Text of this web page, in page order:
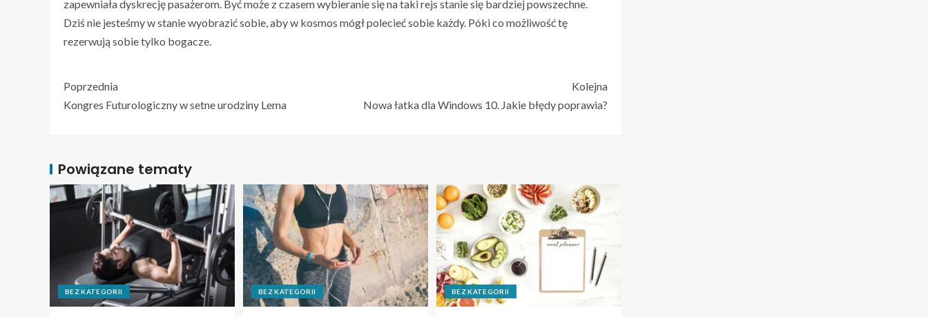
zapewniała dyskrecję pasażerom. Być może z czasem wybieranie się na taki rejs stanie się bardziej powszechne.
Dziś nie jesteśmy w stanie wyobrazić sobie, aby w kosmos mógł polecieć sobie każdy. Póki co możliwość tę
rezerwują sobie tylko bogacze.
Poprzednia
Kongres Futurologiczny w setne urodziny Lema
Kolejna
Nowa łatka dla Windows 10. Jakie błędy poprawia?
Powiązane tematy
BEZ KATEGORII BEZ KATEGORII BEZ KATEGORII